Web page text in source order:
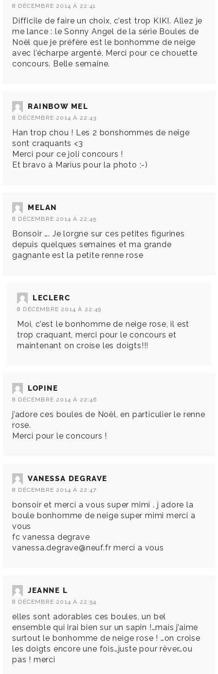
8 DÉCEMBRE 2014 À 22:41
Difficile de faire un choix, c’est trop KIKI. Allez je
me lance : le Sonny Angel de la série Boules de
Noël que je préfère est le bonhomme de neige
avec l’écharpe argenté. Merci pour ce chouette
concours. Belle semaine.
RAINBOW MEL
8 DÉCEMBRE 2014 À 22:43
Han trop chou ! Les 2 bonshommes de neige
sont craquants <3
Merci pour ce joli concours !
Et bravo à Marius pour la photo ;-)
MELAN
8 DÉCEMBRE 2014 À 22:45
Bonsoir …. Je lorgne sur ces petites figurines
depuis quelques semaines et ma grande
gagnante est la petite renne rose
LECLERC
8 DÉCEMBRE 2014 À 22:49
Moi, c’est le bonhomme de neige rose, il est
trop craquant, merci pour le concours et
maintenant on croise les doigts!!!
LOPINE
8 DÉCEMBRE 2014 À 22:46
j’adore ces boules de Noël, en particulier le renne
rose.
Merci pour le concours !
VANESSA DEGRAVE
8 DÉCEMBRE 2014 À 22:47
bonsoir et merci a vous super mimi . j adore la
boule bonhomme de neige super mimi merci a
vous
fc vanessa degrave
vanessa.degrave@neuf.fr merci a vous
JEANNE L
8 DÉCEMBRE 2014 À 22:54
elles sont adorables ces boules, un bel
ensemble qui irai bien sur un sapin !…mais j’aime
surtout le bonhomme de neige rose ! …on croise
les doigts encore une fois…juste pour rêver…ou
pas ! merci